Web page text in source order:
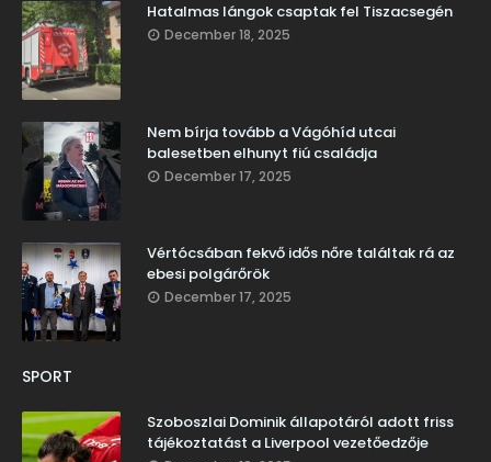
Hatalmas lángok csaptak fel Tiszacsegén
December 18, 2025
Nem bírja tovább a Vágóhíd utcai
balesetben elhunyt fiú családja
December 17, 2025
Vértócsában fekvő idős nőre találtak rá az
ebesi polgárőrök
December 17, 2025
SPORT
Szoboszlai Dominik állapotáról adott friss
tájékoztatást a Liverpool vezetőedzője